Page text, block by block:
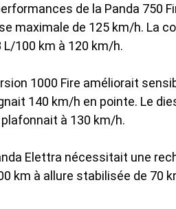
de la Panda 750
maximale de 125 km/h. La
L/100 km à 120 km/h.
1000 Fire améliorait
140 km/h en pointe. Le
à 130 km/h.
Elettra nécessitait une
km à allure stabilisée de 70